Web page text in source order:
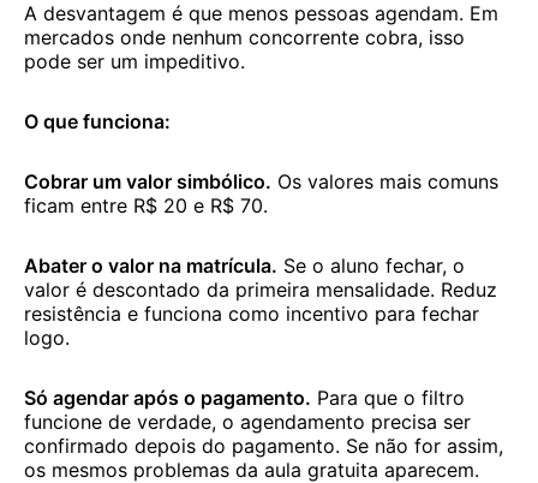
A desvantagem é que menos pessoas agendam. Em
mercados onde nenhum concorrente cobra, isso
pode ser um impeditivo.
O que funciona:
Cobrar um valor simbólico. Os valores mais comuns
ficam entre R$ 20 e R$ 70.
Abater o valor na matrícula. Se o aluno fechar, o
valor é descontado da primeira mensalidade. Reduz
resistência e funciona como incentivo para fechar
logo.
Só agendar após o pagamento. Para que o filtro
funcione de verdade, o agendamento precisa ser
confirmado depois do pagamento. Se não for assim,
os mesmos problemas da aula gratuita aparecem.